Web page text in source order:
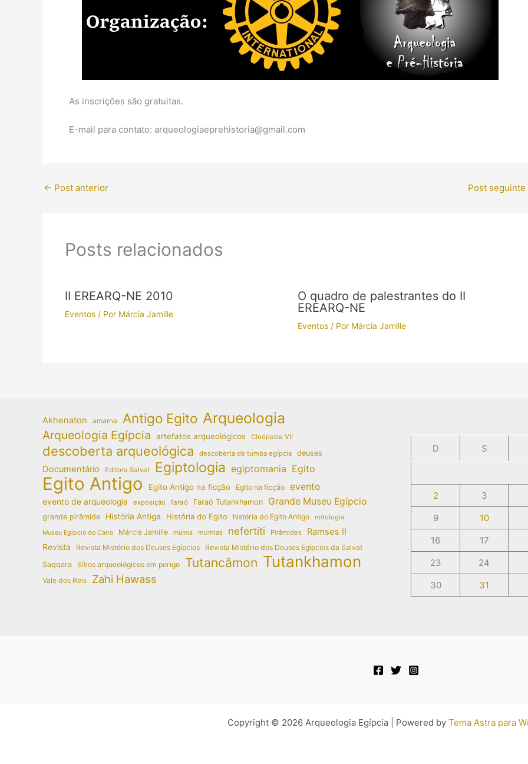
As inscrições são gratuitas.
E-mail para contato: arqueologiaeprehistoria@gmail.com
← Post anterior Post seguinte
Posts relacionados
II EREARQ-NE 2010
Eventos/ Por Márcia Jamille
O quadro de palestrantes do II
EREARQ-NE
Eventos/ Por Márcia Jamille
Akhenaton amarna Antigo Egito Arqueologia
Arqueologia Egípcia artefatos arqueológicos Cleópatra VII
descoberta arqueológica descoberta de tumba egípcia deuses
Documentário Editora Salvat Egiptologia egiptomania Egito
Egito Antigo Egito Antigo na ficção Egito na ficção evento
evento de arqueologia exposição faraó Faraó Tutankhamon Grande Museu Egípcio
grande pirâmide História Antiga História do Egito história do Egito Antigo mitologia
Museu Egípcio do Cairo Márcia Jamille múmia múmias nefertiti Pirâmides Ramses II
Revista Revista Mistério dos Deuses Egípcios
Revista Mistério dos Deuses Egípcios da Salvat
Saqqara Sítios arqueológicos em perigo Tutancâmon Tutankhamon
Vale dos Reis Zahi Hawass
D S
2
3
9
10
16
17
23
24
30
31
Copyright © 2026 Arqueologia Egípcia | Powered by Tema Astra para